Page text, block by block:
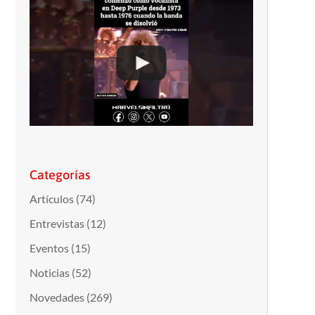
Categorías
Artículos(74)
Entrevistas(12)
Eventos(15)
Noticias(52)
Novedades(269)